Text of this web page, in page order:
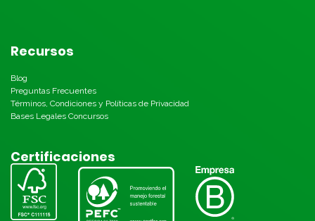
Recursos
Blog
Preguntas Frecuentes
Términos, Condiciones y Políticas de Privacidad
Bases Legales Concursos
Certificaciones